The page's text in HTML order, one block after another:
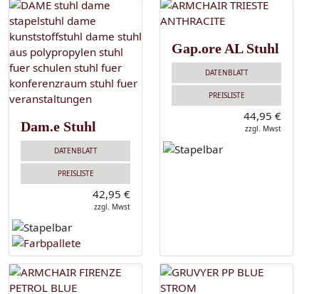
Dam.e Stuhl
DATENBLATT
PREISLISTE
42,95 €
zzgl. Mwst
Gap.ore AL Stuhl
DATENBLATT
PREISLISTE
44,95 €
zzgl. Mwst